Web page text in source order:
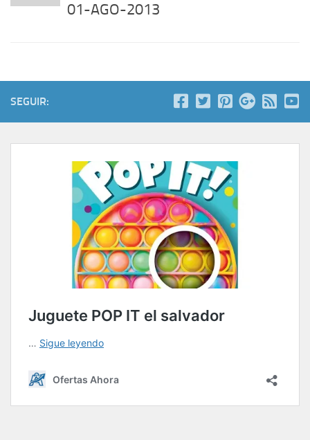
01-AGO-2013
SEGUIR: